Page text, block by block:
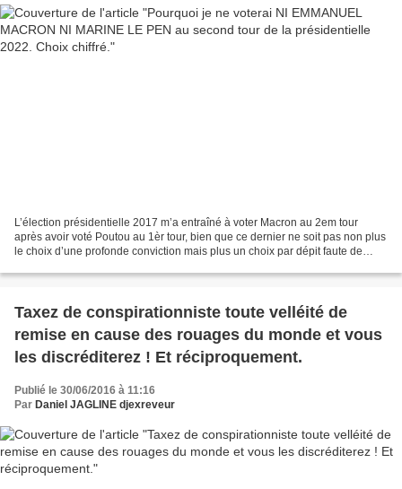
L’élection présidentielle 2017 m’a entraîné à voter Macron au 2em tour
après avoir voté Poutou au 1èr tour, bien que ce dernier ne soit pas non plus
le choix d’une profonde conviction mais plus un choix par dépit faute de
Taxez de conspirationniste toute velléité de
remise en cause des rouages du monde et vous
les discréditerez ! Et réciproquement.
Publié le 30/06/2016 à 11:16
Par Daniel JAGLINE djexreveur